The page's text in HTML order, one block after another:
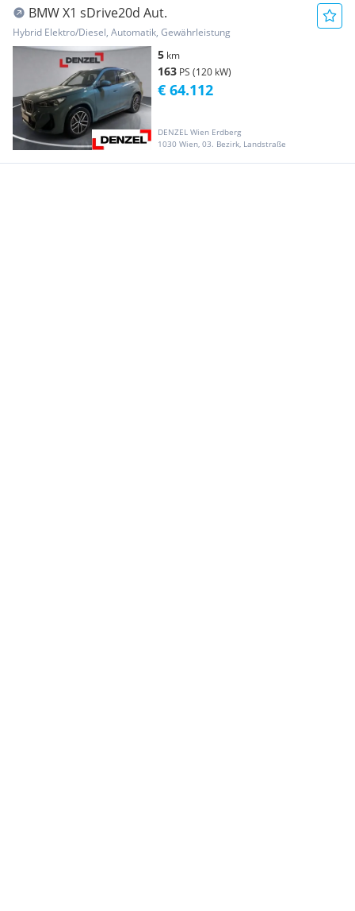
BMW X1 sDrive20d Aut.
Hybrid Elektro/Diesel, Automatik, Gewährleistung
5 km
163 PS (120 kW)
DENZEL Wien Erdberg
1030 Wien, 03. Bezirk, Landstraße
€ 64.112